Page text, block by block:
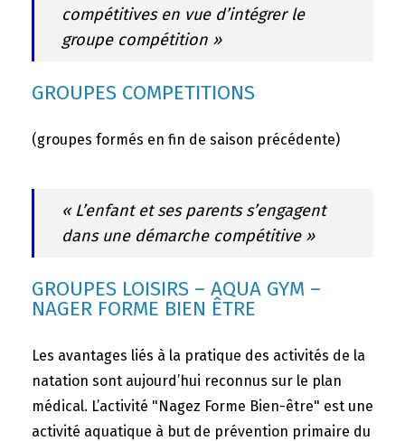
compétitives en vue d’intégrer le
groupe compétition »
GROUPES COMPETITIONS
(groupes formés en fin de saison précédente)
« L’enfant et ses parents s’engagent
dans une démarche compétitive »
GROUPES LOISIRS – AQUA GYM –
NAGER FORME BIEN ÊTRE
Les avantages liés à la pratique des activités de la
natation sont aujourd’hui reconnus sur le plan
médical. L’activité "Nagez Forme Bien-être" est une
activité aquatique à but de prévention primaire du